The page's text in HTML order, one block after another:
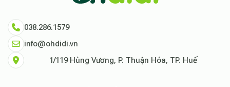
038.286.1579
info@ohdidi.vn
1/119 Hùng Vương, P. Thuận Hóa, TP. Huế